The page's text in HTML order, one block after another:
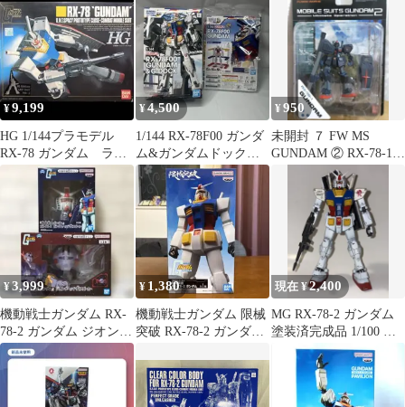
ージョン)
¥9,199
HG 1/144プラモデル
RX-78 ガンダム ラス
トショット
¥4,500
1/144 RX-78F00 ガンダ
ム&ガンダムドック
「機動戦士ガンダム」
…
¥950
未開封 ７ FW MS
GUNDAM ② RX-78-1ガ
¥3,999
機動戦士ガンダム RX-
78-2 ガンダム ジオング
ヘッド型スピーカー セ
ット
¥ 1,380
機動戦士ガンダム 限械
突破 RX-78-2 ガンダム
現在 ¥2,400
MG RX-78-2 ガンダム
塗装済完成品 1/100 初
期バージョン